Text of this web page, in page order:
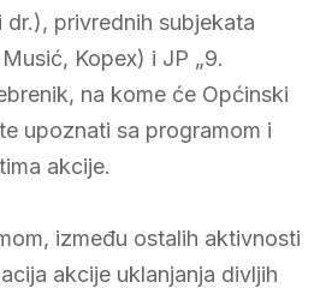
privrednih subjekata
Kopex) i JP „9.
na kome će Općinski
upoznati sa programom i
akcije.
između ostalih aktivnosti
akcije uklanjanja divljih